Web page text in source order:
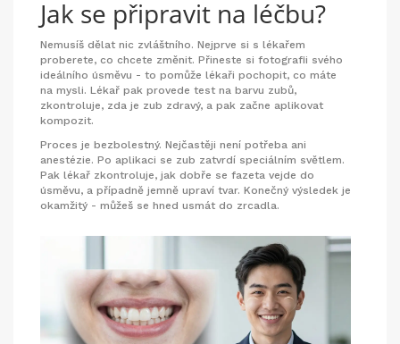
Jak se připravit na léčbu?
Nemusíš dělat nic zvláštního. Nejprve si s lékařem
proberete, co chcete změnit. Přineste si fotografii svého
ideálního úsměvu - to pomůže lékaři pochopit, co máte
na mysli. Lékař pak provede test na barvu zubů,
zkontroluje, zda je zub zdravý, a pak začne aplikovat
kompozit.
Proces je bezbolestný. Nejčastěji není potřeba ani
anestézie. Po aplikaci se zub zatvrdí speciálním světlem.
Pak lékař zkontroluje, jak dobře se fazeta vejde do
úsměvu, a případně jemně upraví tvar. Konečný výsledek je
okamžitý - můžeš se hned usmát do zrcadla.